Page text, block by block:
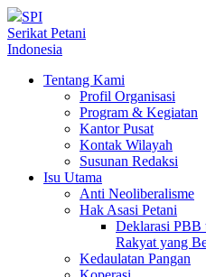
SPI
Serikat Petani
Indonesia
Tentang Kami
Profil Organisasi
Program & Kegiatan
Kantor Pusat
Kontak Wilayah
Susunan Redaksi
Isu Utama
Anti Neoliberalisme
Hak Asasi Petani
Deklarasi PBB
Rakyat yang
Kedaulatan Pangan